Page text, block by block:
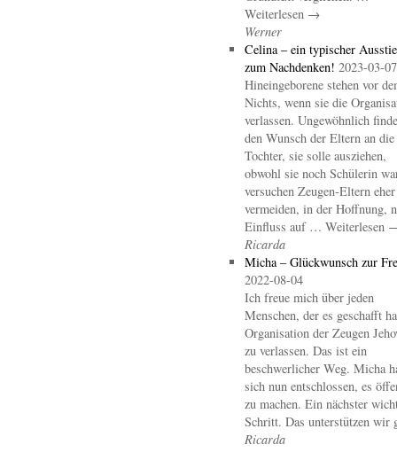
Weiterlesen →
Werner
Celina – ein typischer
zum Nachdenken! 2023-03-07
Hineingeborene stehen vor
Nichts, wenn sie die
verlassen. Ungewöhnlich
den Wunsch der Eltern an die
Tochter, sie solle ausziehen,
obwohl sie noch Schülerin
versuchen Zeugen-Eltern
vermeiden, in der Hoffnung,
Einfluss auf … Weiterlesen
Ricarda
Micha – Glückwunsch zur
2022-08-04
Ich freue mich über jeden
Menschen, der es geschafft
Organisation der Zeugen
zu verlassen. Das ist ein
beschwerlicher Weg. Micha
sich nun entschlossen, es
zu machen. Ein nächster
Schritt. Das unterstützen wir
Ricarda